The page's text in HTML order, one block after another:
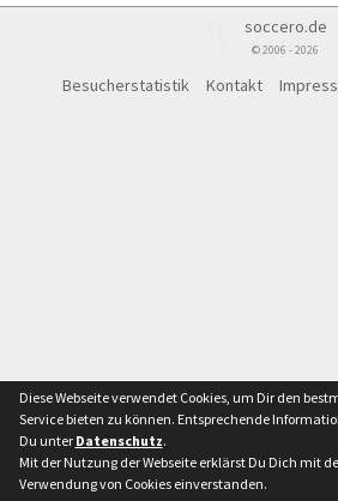
soccero.de
© 2006 - 2026
Besucherstatistik Kontakt
Diese Webseite verwendet Cookies, um Dir den
Service bieten zu können. Entsprechende
Du unter Datenschutz.
Mit der Nutzung der Webseite erklärst Du Dich mit
Verwendung von Cookies einverstanden.